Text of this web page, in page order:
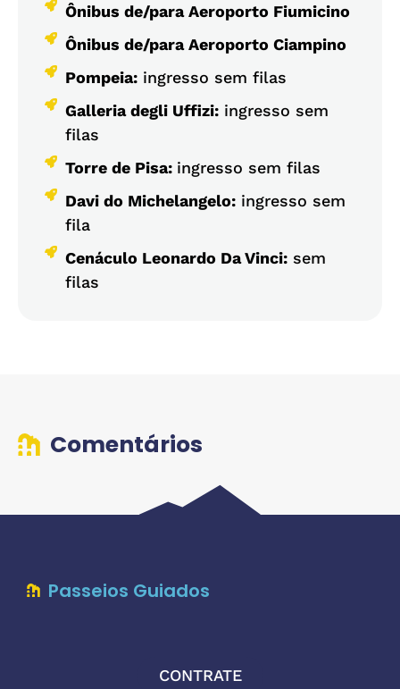
Ônibus de/para Aeroporto Fiumicino
Ônibus de/para Aeroporto Ciampino
Pompeia:ingresso sem filas
Galleria degli Uffizi:ingresso sem
filas
Torre de Pisa: ingresso sem filas
Davi do Michelangelo:ingresso sem
fila
Cenáculo Leonardo Da Vinci:sem
filas
Comentários
Passeios Guiados
CONTRATE